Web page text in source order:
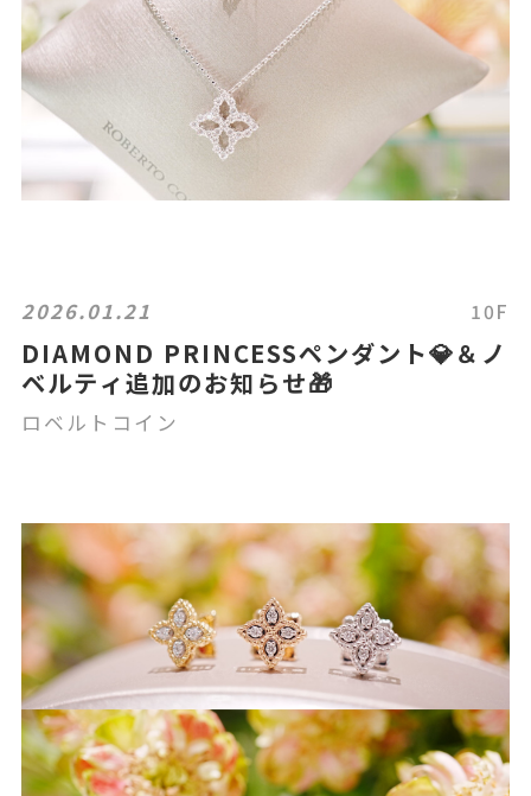
2026.01.21 10F
DIAMOND PRINCESSペンダント💎＆ノ
ベルティ追加のお知らせ🎁
ロベルトコイン